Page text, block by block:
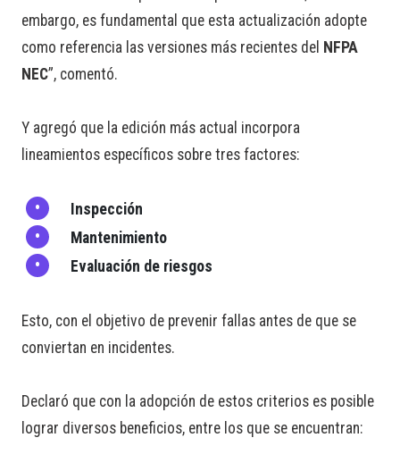
embargo, es fundamental que esta actualización adopte
como referencia las versiones más recientes del NFPA
NEC”, comentó.
Y agregó que la edición más actual incorpora
lineamientos específicos sobre tres factores:
Inspección
Mantenimiento
Evaluación de riesgos
Esto, con el objetivo de prevenir fallas antes de que se
conviertan en incidentes.
Declaró que con la adopción de estos criterios es posible
lograr diversos beneficios, entre los que se encuentran: